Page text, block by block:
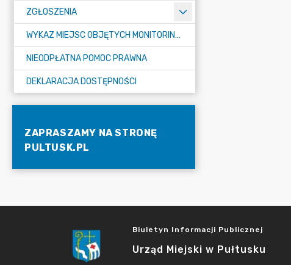
ZGŁOSZENIA
WYKAZ MIEJSC OBJĘTYCH MONITORINGIEM
NIEODPŁATNA POMOC PRAWNA
DEKLARACJA DOSTĘPNOŚCI
ZAPRASZAMY NA STRONĘ
PULTUSK.PL
Biuletyn Informacji Publicznej
Urząd Miejski w Pułtusku